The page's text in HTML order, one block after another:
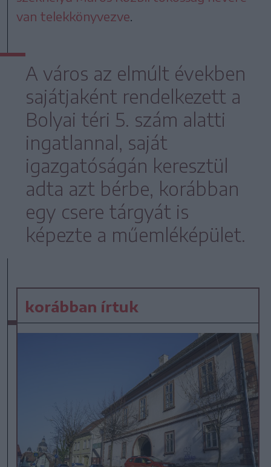
van telekkönyvezve.
A város az elmúlt években
sajátjaként rendelkezett a
Bolyai téri 5. szám alatti
ingatlannal, saját
igazgatóságán keresztül
adta azt bérbe, korábban
egy csere tárgyát is
képezte a műemléképület.
korábban írtuk